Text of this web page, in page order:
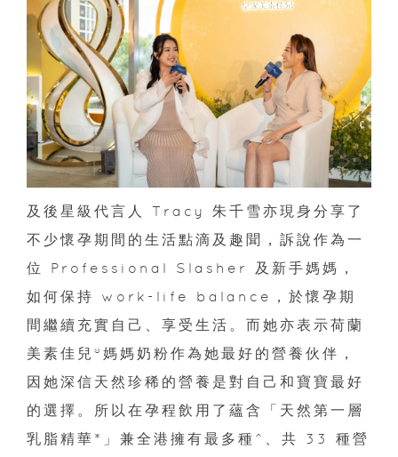
及後星級代言人 Tracy 朱千雪亦現身分享了
不少懷孕期間的生活點滴及趣聞，訴說作為一
位 Professional Slasher 及新手媽媽，
如何保持 work-life balance，於懷孕期
間繼續充實自己、享受生活。而她亦表示荷蘭
美素佳兒®媽媽奶粉作為她最好的營養伙伴，
因她深信天然珍稀的營養是對自己和寶寶最好
的選擇。所以在孕程飲用了蘊含「天然第一層
乳脂精華*」兼全港擁有最多種^、共 33 種營